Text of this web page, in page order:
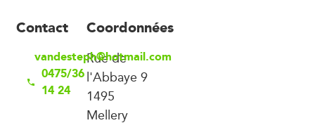
Contact
vandesteph@hotmail.com
0475/36
14 24
Coordonnées
Rue de
l'Abbaye 9
1495
Mellery